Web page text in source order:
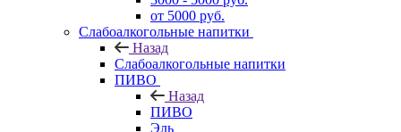
от 5000 руб.
Слабоалкогольные напитки
Назад
Слабоалкогольные напитки
ПИВО
Назад
ПИВО
Эль